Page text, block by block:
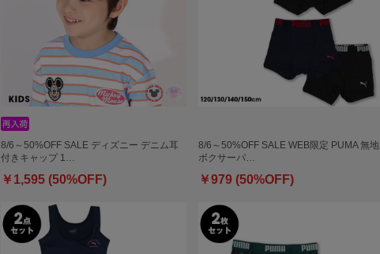
8/6～50%OFF SALE ディズニー デニム耳
付きキャップ 1…
￥1,595 (50%OFF)
8/6～50%OFF SALE WEB限定 PUMA 無地
ボクサーパ…
￥979 (50%OFF)